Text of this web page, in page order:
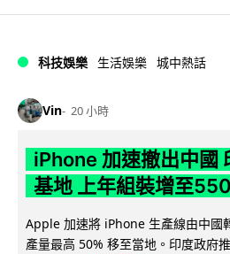
科技娛樂 生活娛樂 城中熱話
Vin 20 小時
iPhone 加速撤出中國
基地 上年組裝增至
Apple 加速將 iPhone 生產線由中國
產量最高 50% 移至當地。印度政府